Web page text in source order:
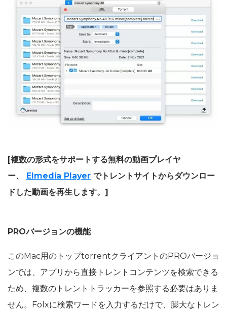
[複数の形式をサポートする無料の動画プレイヤ
ー、
Elmedia Player でトレントサイトからダウンロー
ドした動画を再生します。]
PROバージョンの機能
このMac用のトップtorrentクライアントのPROバージョ
ンでは、アプリから直接トレントコンテンツを検索できる
ため、複数のトレントトラッカーを参照する必要はありま
せん。Folxに検索ワードを入力するだけで、膨大なトレン